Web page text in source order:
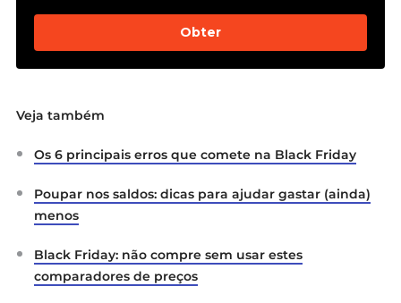
Obter
Veja também
Os 6 principais erros que comete na Black Friday
Poupar nos saldos: dicas para ajudar gastar (ainda)
menos
Black Friday: não compre sem usar estes
comparadores de preços